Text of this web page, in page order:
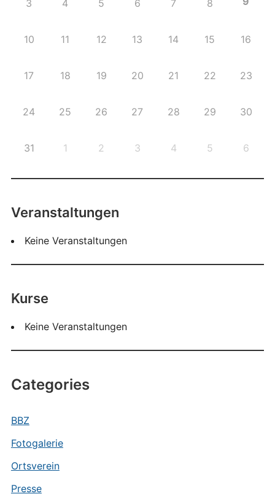
3 4 5 6 7 8
10 11 12 13 14 15 16
17 18 19 20 21 22 23
24 25 26 27 28 29 30
31 1 2 3 4 5 6
Veranstaltungen
Keine Veranstaltungen
Kurse
Keine Veranstaltungen
Categories
BBZ
Fotogalerie
Ortsverein
Presse